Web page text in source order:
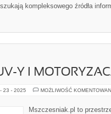
kompleksowego źródła
Y I
23 - 2025 MOŻLIWOŚĆ
Mszczesniak.pl to